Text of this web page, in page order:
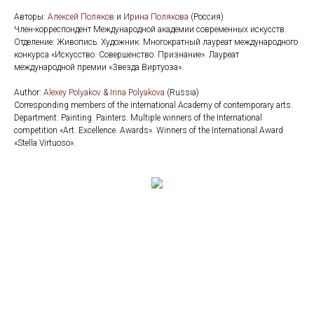
Авторы: Алексей Поляков и Ирина Полякова (Россия)
Член-корреспондент Международной академии современных искусств.
Отделение: Живопись. Художник. Многократный лауреат международного
конкурса «Искусство. Совершенство. Признание». Лауреат
международной премии «Звезда Виртуоза».
Аuthor: Alexey Polyakov & Irina Polyakova (Russia)
Corresponding members of the international Academy of contemporary arts.
Department: Painting. Painters. Multiple winners of the International
competition «Art. Excellence. Awards». Winners of the International Award
«Stella Virtuoso».